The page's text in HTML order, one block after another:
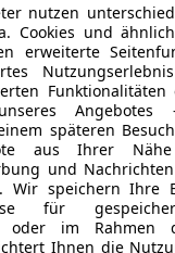
nutzen
Cookies und
erweiterte
unseres
späteren
aus Ihrer
und
Wir speichern Ihre
für
oder im Rahmen
Ihnen die